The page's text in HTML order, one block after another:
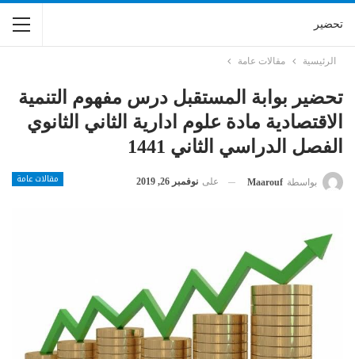
تحضير
الرئيسية مقالات عامة
تحضير بوابة المستقبل درس مفهوم التنمية
الاقتصادية مادة علوم ادارية الثاني الثانوي
الفصل الدراسي الثاني 1441
مقالات عامة بواسطة Maarouf على نوفمبر 26, 2019